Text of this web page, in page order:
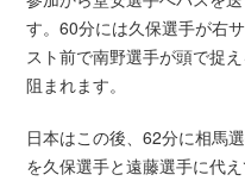
す。60分には久保選手が右
スト前で南野選手が頭で捉
阻まれます。
日本はこの後、62分に相馬
を久保選手と遠藤選手に代